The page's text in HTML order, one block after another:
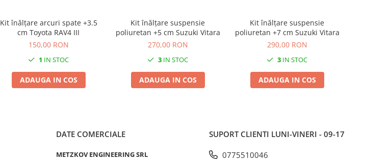
Kit înălțare arcuri spate +3.5
cm Toyota RAV4 III
150,00 RON
1 IN STOC
ADAUGA IN COS
Kit înălțare suspensie
poliuretan +5 cm Suzuki Vitara
270,00 RON
3 IN STOC
ADAUGA IN COS
Kit înălțare suspensie
poliuretan +7 cm Suzuki Vitara
290,00 RON
3 IN STOC
ADAUGA IN COS
DATE COMERCIALE
METZKOV ENGINEERING SRL
SUPORT CLIENTI LUNI-VINERI - 09-17
0775510046